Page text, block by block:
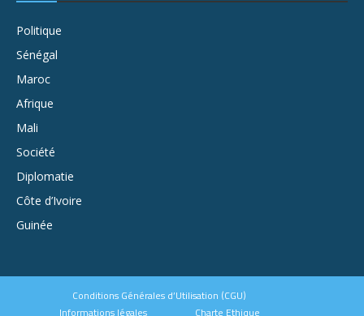
Politique
Sénégal
Maroc
Afrique
Mali
Société
Diplomatie
Côte d’Ivoire
Guinée
Conditions Générales d’Utilisation (CGU)
Informations légales
Charte Ethique